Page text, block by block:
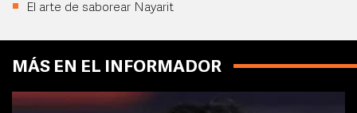
El arte de saborear Nayarit
MÁS EN EL INFORMADOR